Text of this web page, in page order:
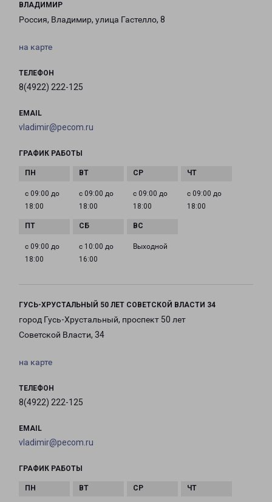
ВЛАДИМИР
Россия, Владимир, улица Гастелло, 8
на карте
ТЕЛЕФОН
8(4922) 222-125
EMAIL
vladimir@pecom.ru
ГРАФИК РАБОТЫ
с 09:00 до
18:00
с 09:00 до
18:00
с 09:00 до
18:00
с 09:00 до
18:00
с 09:00 до
18:00
с 10:00 до
16:00
Выходной
ГУСЬ-ХРУСТАЛЬНЫЙ 50 ЛЕТ СОВЕТСКОЙ ВЛАСТИ 34
город Гусь-Хрустальный, проспект 50 лет
Советской Власти, 34
на карте
ТЕЛЕФОН
8(4922) 222-125
EMAIL
vladimir@pecom.ru
ГРАФИК РАБОТЫ